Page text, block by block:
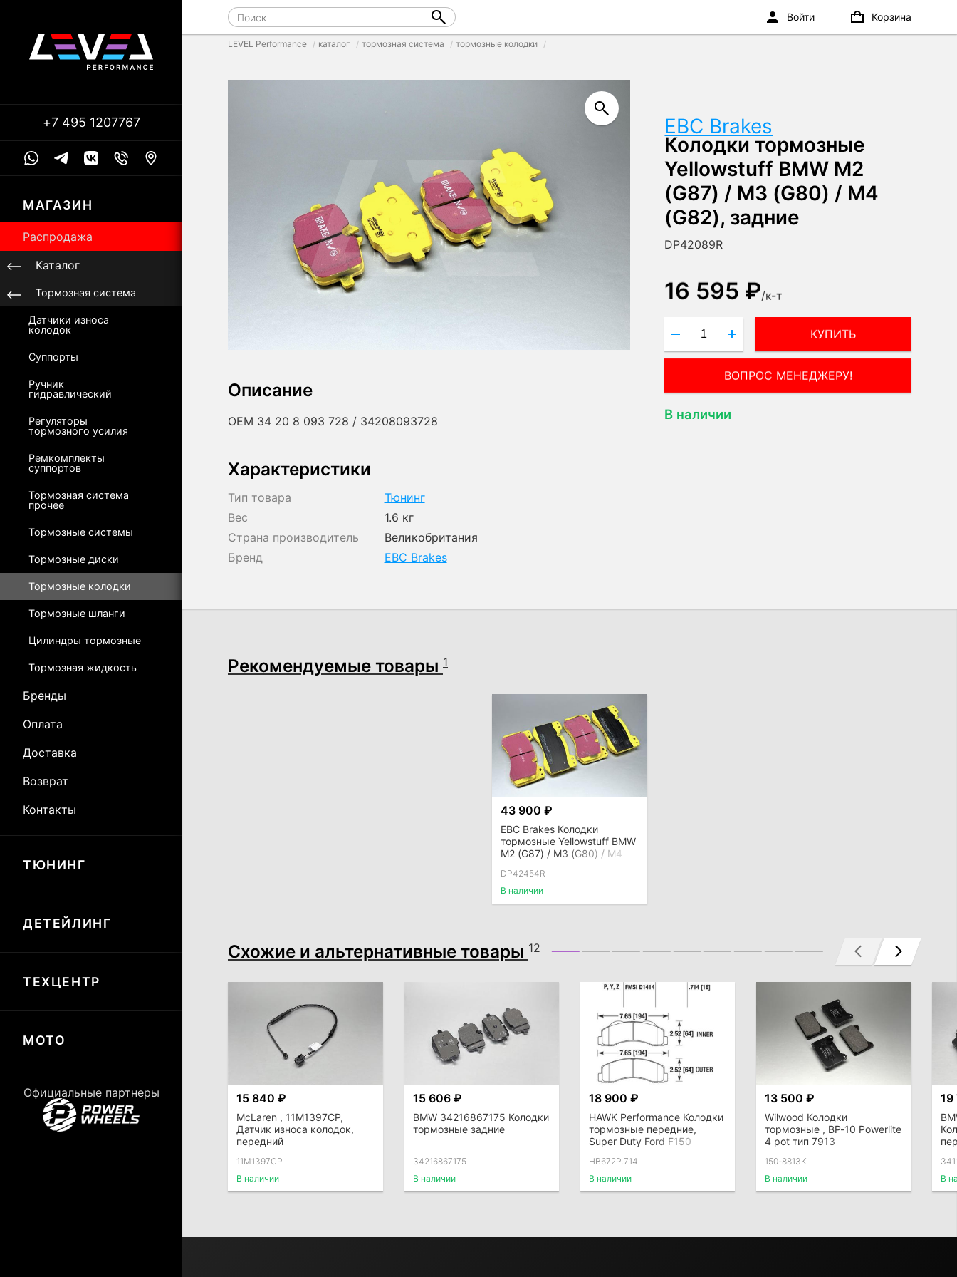
LEVEL Performance каталог тормозная система тормозные колодки
EBC Brakes
Колодки тормозные
Yellowstuff BMW M2
(G87) / M3 (G80) / M4
(G82), задние
DP42089R
16 595 ₽/к-т
КУПИТЬ
ВОПРОС МЕНЕДЖЕРУ!
В наличии
Описание
OEM 34 20 8 093 728 / 34208093728
Характеристики
Тип товара
Тюнинг
Вес
1.6 кг
Страна производитель
Великобритания
Бренд
EBC Brakes
Рекомендуемые товары 1
43 900 ₽
EBC Brakes Колодки
тормозные Yellowstuff BMW
M2 (G87) / M3 (G80) / M4
DP42454R
В наличии
Схожие и альтернативные товары 12
15 840 ₽
McLaren , 11M1397CP,
Датчик износа колодок,
передний
11M1397CP
В наличии
15 606 ₽
BMW 34216867175 Колодки
тормозные задние
34216867175
В наличии
18 900 ₽
HAWK Performance Колодки
тормозные передние,
Super Duty Ford F150
HB672P.714
В наличии
13 500 ₽
Wilwood Колодки
тормозные , BP-10 Powerlite
4 pot тип 7913
150-8813K
В наличии
19
В
+7 495 1207767
МАГАЗИН
Распродажа
Каталог
Тормозная система
Датчики износа
колодок
Суппорты
Ручник
гидравлический
Регуляторы
тормозного усилия
Ремкомплекты
суппортов
Тормозная система
прочее
Тормозные системы
Тормозные диски
Тормозные колодки
Тормозные шланги
Цилиндры тормозные
Тормозная жидкость
Бренды
Оплата
Доставка
Возврат
Контакты
ТЮНИНГ
ДЕТЕЙЛИНГ
ТЕХЦЕНТР
МОТО
Официальные партнеры
Войти Корзина